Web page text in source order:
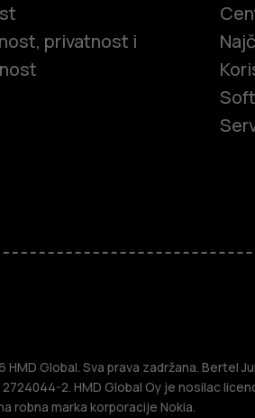
telefoni
telefoni
privatnost i
HMD Global. Sva prava zadržana. Bertel
2724044-2. HMD Global Oy je nosilac
robna marka korporacije Nokia.